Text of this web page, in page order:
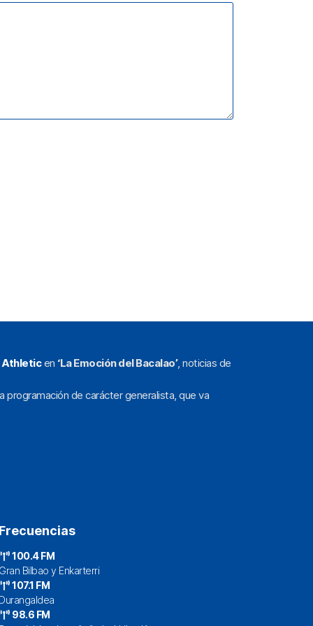
Athleticen ‘La Emoción del Bacalao’, noticias de
programación de carácter generalista, que va
100.4 FM
Bilbao y Enkarterri
107.1 FM
98.6 FM